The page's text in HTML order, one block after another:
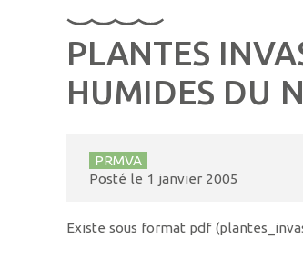
PLANTES
HUMIDES DU
PRMVA
Posté le 1 janvier 2005
Existe sous format pdf